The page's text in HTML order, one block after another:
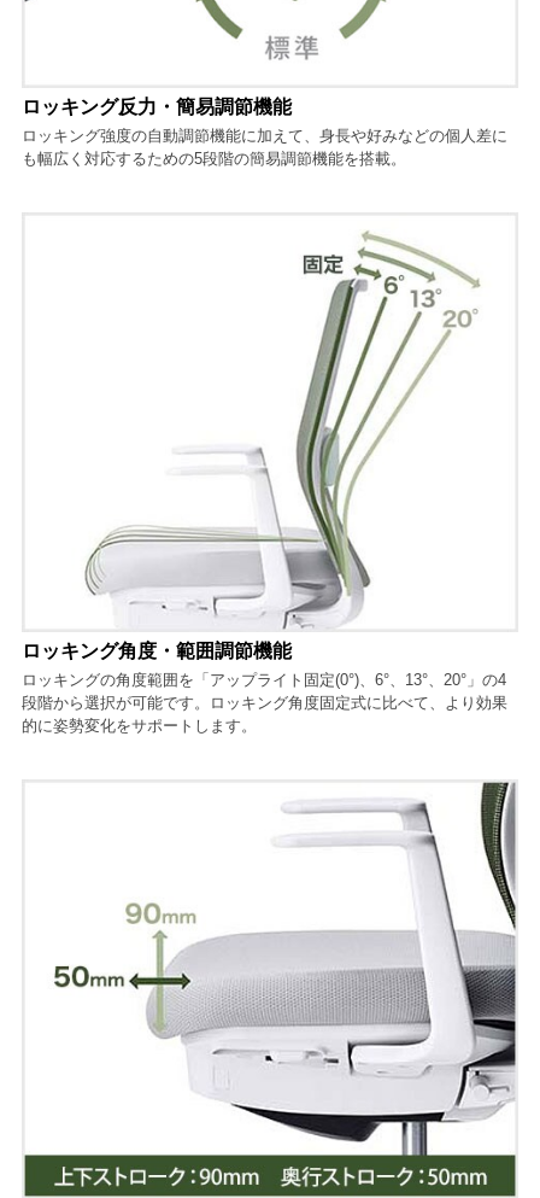
ロッキング反力・簡易調節機能
ロッキング強度の自動調節機能に加えて、身長や好みなどの個人差に
も幅広く対応するための5段階の簡易調節機能を搭載。
ロッキング角度・範囲調節機能
ロッキングの角度範囲を「アップライト固定(0°)、6°、13°、20°」の4
段階から選択が可能です。ロッキング角度固定式に比べて、より効果
的に姿勢変化をサポートします。